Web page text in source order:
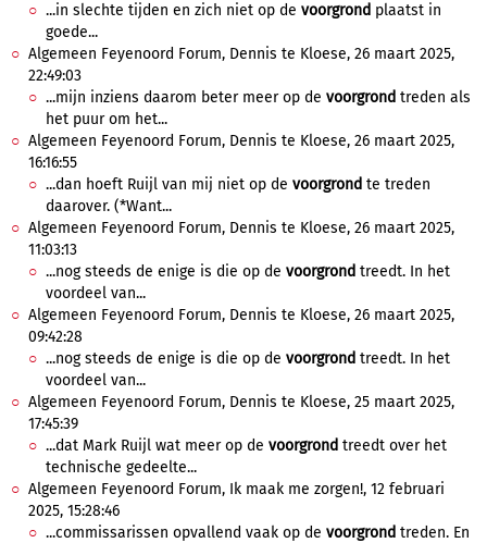
...in slechte tijden en zich niet op de voorgrond plaatst in
goede...
Algemeen Feyenoord Forum, Dennis te Kloese, 26 maart 2025,
22:49:03
...mijn inziens daarom beter meer op de voorgrond treden als
het puur om het...
Algemeen Feyenoord Forum, Dennis te Kloese, 26 maart 2025,
16:16:55
...dan hoeft Ruijl van mij niet op de voorgrond te treden
daarover. (*Want...
Algemeen Feyenoord Forum, Dennis te Kloese, 26 maart 2025,
11:03:13
...nog steeds de enige is die op de voorgrond treedt. In het
voordeel van...
Algemeen Feyenoord Forum, Dennis te Kloese, 26 maart 2025,
09:42:28
...nog steeds de enige is die op de voorgrond treedt. In het
voordeel van...
Algemeen Feyenoord Forum, Dennis te Kloese, 25 maart 2025,
17:45:39
...dat Mark Ruijl wat meer op de voorgrond treedt over het
technische gedeelte...
Algemeen Feyenoord Forum, Ik maak me zorgen!, 12 februari
2025, 15:28:46
...commissarissen opvallend vaak op de voorgrond treden. En